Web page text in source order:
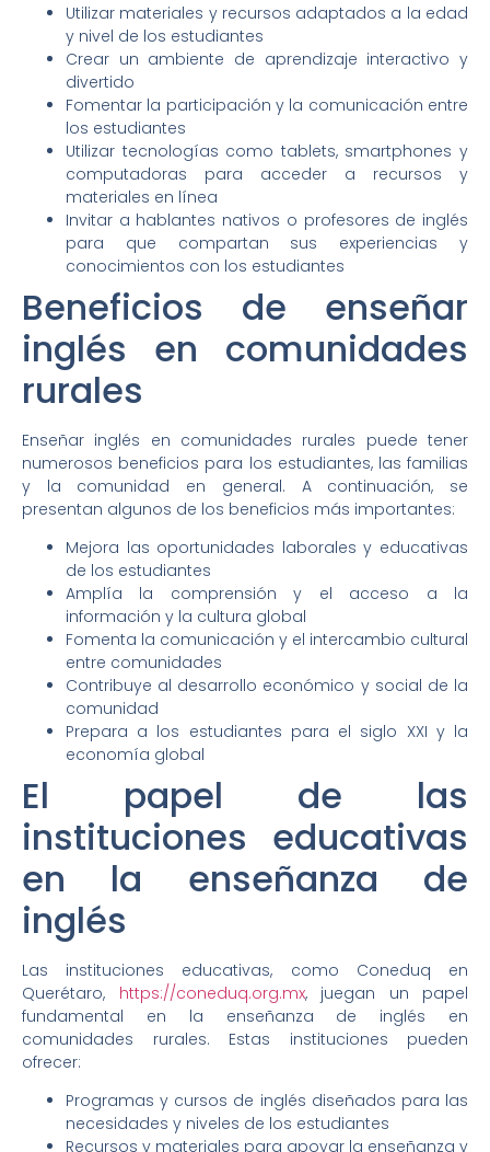
Utilizar materiales y recursos adaptados a la edad
y nivel de los estudiantes
Crear un ambiente de aprendizaje interactivo y
divertido
Fomentar la participación y la comunicación entre
los estudiantes
Utilizar tecnologías como tablets, smartphones y
computadoras para acceder a recursos y
materiales en línea
Invitar a hablantes nativos o profesores de inglés
para que compartan sus experiencias y
conocimientos con los estudiantes
Beneficios de enseñar
inglés en comunidades
rurales
Enseñar inglés en comunidades rurales puede tener
numerosos beneficios para los estudiantes, las familias
y la comunidad en general. A continuación, se
presentan algunos de los beneficios más importantes:
Mejora las oportunidades laborales y educativas
de los estudiantes
Amplía la comprensión y el acceso a la
información y la cultura global
Fomenta la comunicación y el intercambio cultural
entre comunidades
Contribuye al desarrollo económico y social de la
comunidad
Prepara a los estudiantes para el siglo XXI y la
economía global
El papel de las
instituciones educativas
en la enseñanza de
inglés
Las instituciones educativas, como Coneduq en
Querétaro, https://coneduq.org.mx, juegan un papel
fundamental en la enseñanza de inglés en
comunidades rurales. Estas instituciones pueden
ofrecer:
Programas y cursos de inglés diseñados para las
necesidades y niveles de los estudiantes
Recursos y materiales para apoyar la enseñanza y